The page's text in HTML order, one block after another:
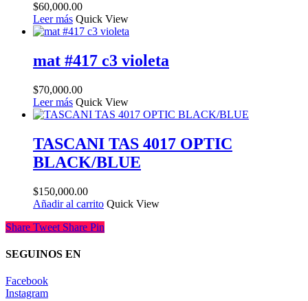
$60,000.00
Leer más Quick View
mat #417 c3 violeta
$70,000.00
Leer más Quick View
TASCANI TAS 4017 OPTIC
BLACK/BLUE
$150,000.00
Añadir al carrito Quick View
Share Tweet Share Pin
SEGUINOS EN
Facebook
Instagram